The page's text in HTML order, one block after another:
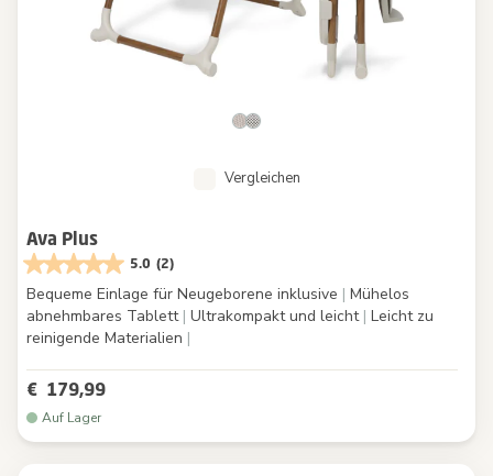
Vergleichen
Ava Plus
5.0 (2)
Bequeme Einlage für Neugeborene inklusive | Mühelos
abnehmbares Tablett | Ultrakompakt und leicht | Leicht zu
reinigende Materialien |
€ 179,99
Auf Lager